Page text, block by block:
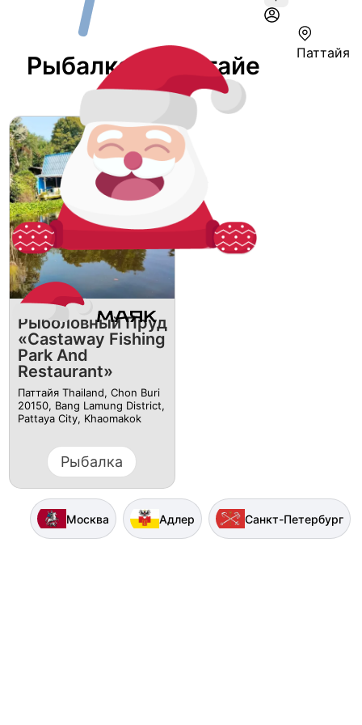
Паттайя
Рыбалка В Паттайе
Рыболовный Пруд
«Castaway Fishing
Park And
Restaurant»
Паттайя Thailand, Chon Buri
20150, Bang Lamung District,
Pattaya City, Khaomakok
Рыбалка
Москва Адлер Санкт-Петербург